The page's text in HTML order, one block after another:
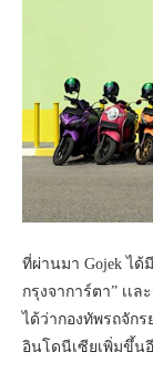
ที่ผ่านมา Gojek ได้
กรุงจาการ์ตา” เเ
ได้ว่ากองทัพรถจัก
อินโดนีเซียเพิ่มขึ้น